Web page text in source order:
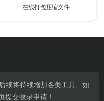
在线打包压缩文件
续将持续增加各类工具、如
提交收录申请！